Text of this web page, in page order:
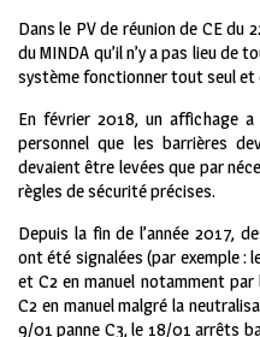
Dans le PV de réunion de CE du
du MINDA qu’il n’y a pas lieu
système fonctionner tout seul et
En février 2018, un affichage
personnel que les barrières
devaient être levées que par
règles de sécurité précises.
Depuis la fin de l’année 2017,
ont été signalées (par exemple :
et C2 en manuel notamment
C2 en manuel malgré la
9/01 panne C3, le 18/01 arrêts